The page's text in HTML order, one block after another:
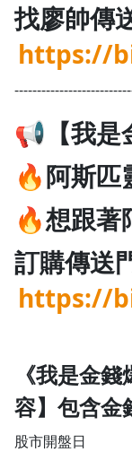
找廖帥傳
https://
📢【我是
🔥阿斯匹
🔥想跟著
訂購傳送
https://
《我是金
容】包含金
股市開盤日